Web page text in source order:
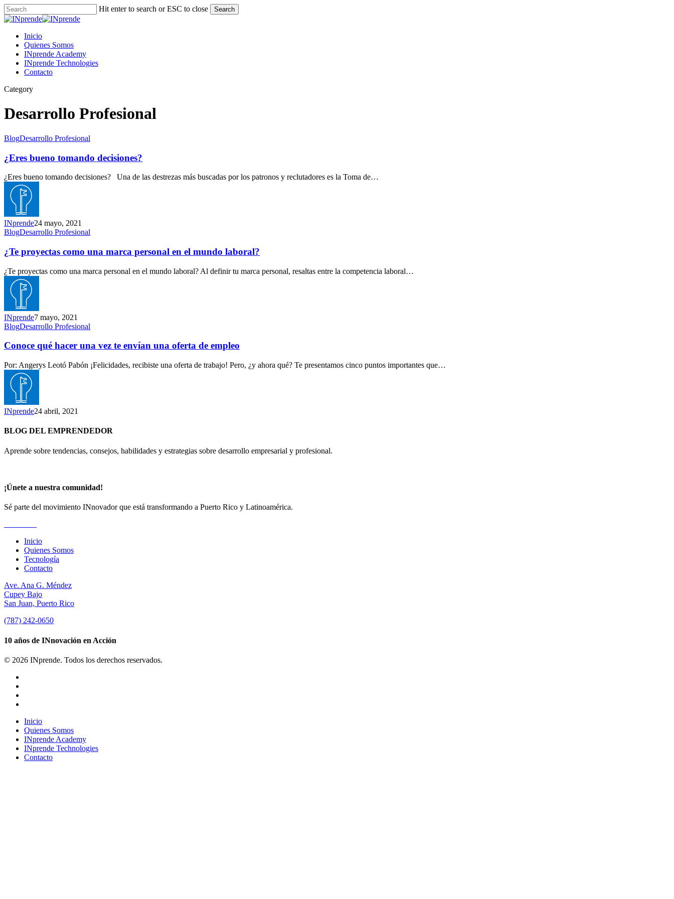
Skip
to
content
Hit enter to search or ESC to close Search
Close
Menu
Inicio
Quienes Somos
INprende Academy
INprende Technologies
Contacto
Category
Desarrollo Profesional
¿Eres
tomando
decisiones?
BlogDesarrollo Profesional
¿Eres bueno tomando decisiones?
¿Eres bueno tomando decisiones? Una de las destrezas más buscadas por los patronos y reclutadores es la Toma de…
INprende24 mayo, 2021
¿Te
como
una
marca
personal
en
mundo
laboral?
BlogDesarrollo Profesional
¿Te proyectas como una marca personal en el mundo laboral?
¿Te proyectas como una marca personal en el mundo laboral? Al definir tu marca personal, resaltas entre la competencia laboral…
INprende7 mayo, 2021
Conoce
hacer
vez
te
envían
una
oferta
de
empleo
BlogDesarrollo Profesional
Conoce qué hacer una vez te envían una oferta de empleo
Por: Angerys Leotó Pabón ¡Felicidades, recibiste una oferta de trabajo! Pero, ¿y ahora qué? Te presentamos cinco puntos importantes que…
INprende24 abril, 2021
BLOG DEL EMPRENDEDOR
Aprende sobre tendencias, consejos, habilidades y estrategias sobre desarrollo empresarial y profesional.
¡Únete a nuestra comunidad!
Sé parte del movimiento INnovador que está transformando a Puerto Rico y Latinoamérica.
Inicio
Quienes Somos
Tecnología
Contacto
Ave. Ana G. Méndez
Cupey Bajo
San Juan, Puerto Rico
(787) 242-0650
10 años de INnovación en Acción
© 2026 INprende. Todos los derechos reservados.
Close
Menu
Inicio
Quienes Somos
INprende Academy
INprende Technologies
Contacto